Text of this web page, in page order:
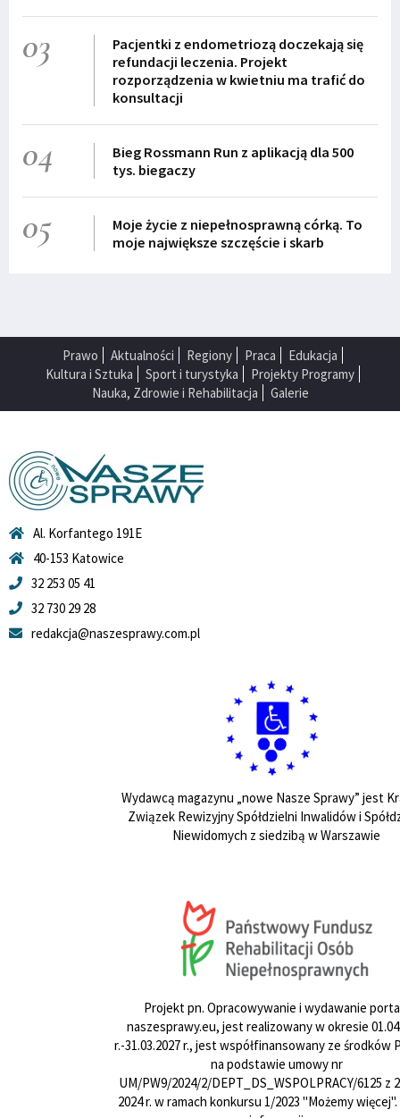
03
Pacjentki z endometriozą doczekają się
refundacji leczenia. Projekt
rozporządzenia w kwietniu ma trafić do
konsultacji
04
Bieg Rossmann Run z aplikacją dla 500
tys. biegaczy
05
Moje życie z niepełnosprawną córką. To
moje największe szczęście i skarb
Prawo Aktualności Regiony Praca
Edukacja
Kultura i Sztuka
Sport i turystyka
Projekty Programy
Nauka, Zdrowie i Rehabilitacja
Galerie
Al. Korfantego 191E
40-153 Katowice
32 253 05 41
32 730 29 28
redakcja@naszesprawy.com.pl
Wydawcą magazynu „nowe Nasze Sprawy” jest
Związek Rewizyjny Spółdzielni Inwalidów i
Niewidomych z siedzibą w Warszawie
Projekt pn. Opracowywanie i wydawanie
naszesprawy.eu, jest realizowany w okresie
r.-31.03.2027 r., jest współfinansowany ze środków
na podstawie umowy nr
UM/PW9/2024/2/DEPT_DS_WSPOLPRACY/6125 z
2024 r. w ramach konkursu 1/2023 "Możemy więcej".